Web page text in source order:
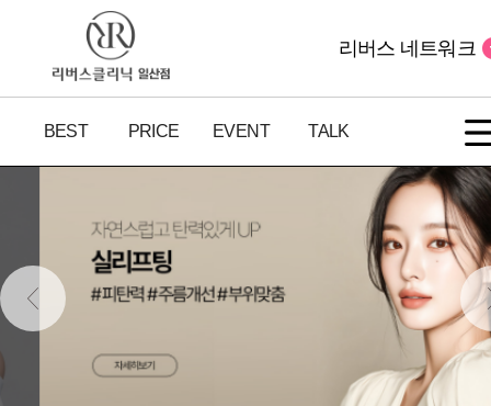
BEST PRICE EVENT TALK
리버스 네트워크